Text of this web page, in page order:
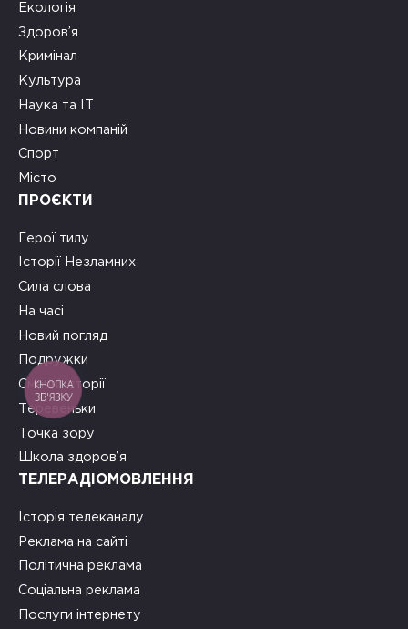
Екологія
Здоров’я
Кримінал
Культура
Наука та ІТ
Новини компаній
Спорт
Місто
ПРОЄКТИ
Герої тилу
Історії Незламних
Сила слова
На часі
Новий погляд
Подружки
Смачні історії
Теревеньки
Точка зору
Школа здоров’я
ТЕЛЕРАДІОМОВЛЕННЯ
Історія телеканалу
Реклама на сайті
Політична реклама
Соціальна реклама
Послуги інтернету
КНОПКА
ЗВ'ЯЗКУ